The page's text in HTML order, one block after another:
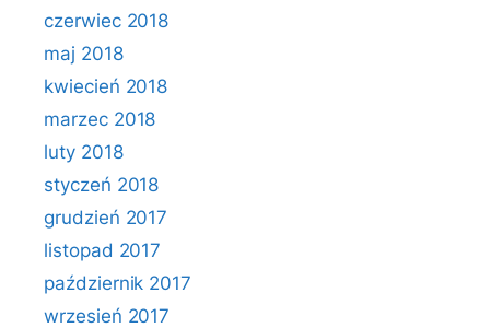
czerwiec 2018
maj 2018
kwiecień 2018
marzec 2018
luty 2018
styczeń 2018
grudzień 2017
listopad 2017
październik 2017
wrzesień 2017